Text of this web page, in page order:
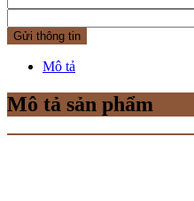
Mô tả
Mô tả sản phẩm